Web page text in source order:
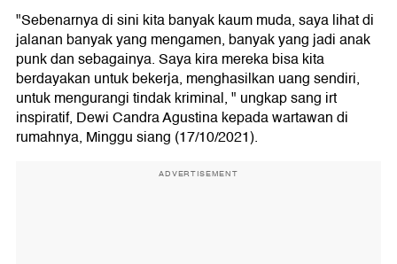
"Sebenarnya di sini kita banyak kaum muda, saya lihat di
jalanan banyak yang mengamen, banyak yang jadi anak
punk dan sebagainya. Saya kira mereka bisa kita
berdayakan untuk bekerja, menghasilkan uang sendiri,
untuk mengurangi tindak kriminal, " ungkap sang irt
inspiratif, Dewi Candra Agustina kepada wartawan di
rumahnya, Minggu siang (17/10/2021).
ADVERTISEMENT